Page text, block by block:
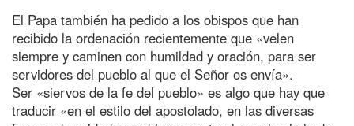
El Papa también ha pedido a los obispos que han
recibido la ordenación recientemente que «velen
siempre y caminen con humildad y oración, para ser
servidores del pueblo al que el Señor os envía».
Ser «siervos de la fe del pueblo» es algo que hay que
traducir «en el estilo del apostolado, en las diversas